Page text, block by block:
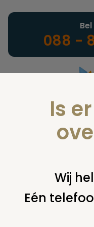
088 -
U bent hier: home
Is
Wij
Eén